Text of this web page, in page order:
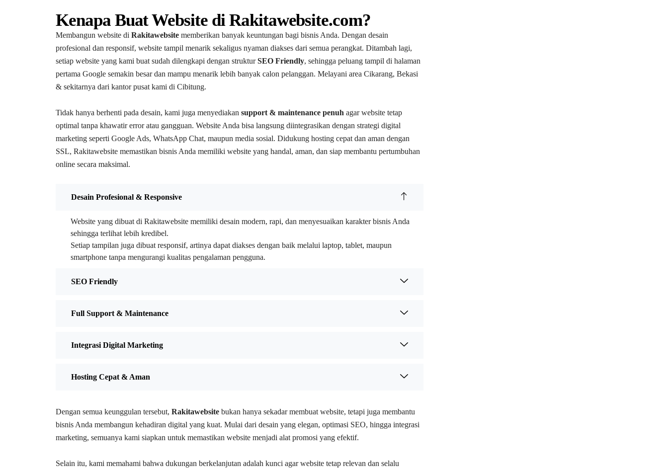
Kenapa Buat Website di Rakitawebsite.com?
Membangun website di Rakitawebsite memberikan banyak keuntungan bagi bisnis Anda. Dengan desain
profesional dan responsif, website tampil menarik sekaligus nyaman diakses dari semua perangkat. Ditambah lagi,
setiap website yang kami buat sudah dilengkapi dengan strukturSEO Friendly, sehingga peluang tampil di halaman
pertama Google semakin besar dan mampu menarik lebih banyak calon pelanggan. Melayani area Cikarang, Bekasi
& sekitarnya dari kantor pusat kami di Cibitung.
Tidak hanya berhenti pada desain, kami juga menyediakan support & maintenance penuh agar website tetap
optimal tanpa khawatir error atau gangguan. Website Anda bisa langsung diintegrasikan dengan strategi digital
marketing seperti Google Ads, WhatsApp Chat, maupun media sosial. Didukung hosting cepat dan aman dengan
SSL, Rakitawebsite memastikan bisnis Anda memiliki website yang handal, aman, dan siap membantu pertumbuhan
online secara maksimal.
Desain Profesional & Responsive
Website yang dibuat di Rakitawebsite memiliki desain modern, rapi, dan menyesuaikan karakter bisnis Anda
sehingga terlihat lebih kredibel.
Setiap tampilan juga dibuat responsif, artinya dapat diakses dengan baik melalui laptop, tablet, maupun
smartphone tanpa mengurangi kualitas pengalaman pengguna.
SEO Friendly
Full Support & Maintenance
Integrasi Digital Marketing
Hosting Cepat & Aman
Dengan semua keunggulan tersebut, Rakitawebsite bukan hanya sekadar membuat website, tetapi juga membantu
bisnis Anda membangun kehadiran digital yang kuat. Mulai dari desain yang elegan, optimasi SEO, hingga integrasi
marketing, semuanya kami siapkan untuk memastikan website menjadi alat promosi yang efektif.
Selain itu, kami memahami bahwa dukungan berkelanjutan adalah kunci agar website tetap relevan dan selalu